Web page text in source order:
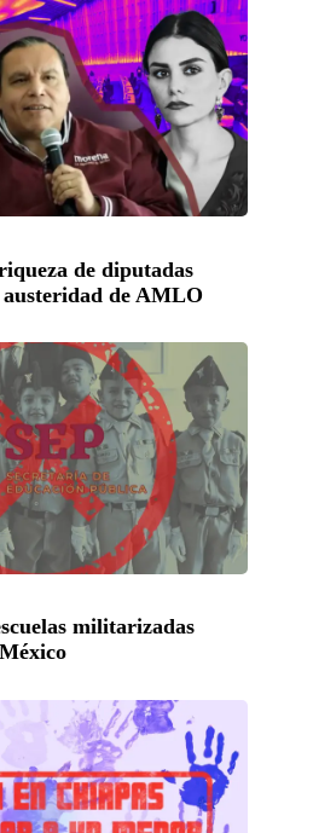
de diputadas
de AMLO
militarizadas